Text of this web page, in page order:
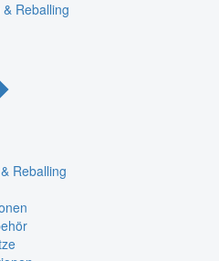
Reballing
Reballing